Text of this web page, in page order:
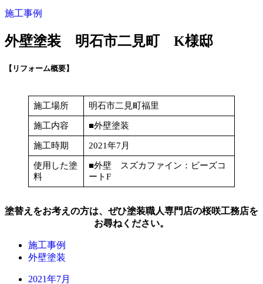
施工事例
外壁塗装 明石市二見町 K様邸
【リフォーム概要】
施工場所 明石市二見町福里
施工内容 ■外壁塗装
施工時期 2021年7月
使用した塗
料
■外壁 スズカファイン：ビーズコ
ートF
塗替えをお考えの方は、ぜひ塗装職人専門店の桜咲工務店を
お尋ねください。
施工事例
外壁塗装
2021年7月